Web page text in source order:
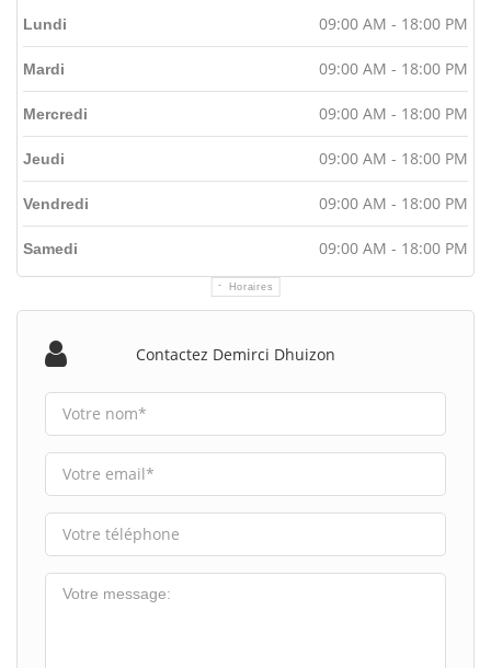
Horaires
Lundi 09:00 AM - 18:00 PM
Mardi 09:00 AM - 18:00 PM
Mercredi 09:00 AM - 18:00 PM
Jeudi 09:00 AM - 18:00 PM
Vendredi 09:00 AM - 18:00 PM
Samedi 09:00 AM - 18:00 PM
Contactez Demirci Dhuizon